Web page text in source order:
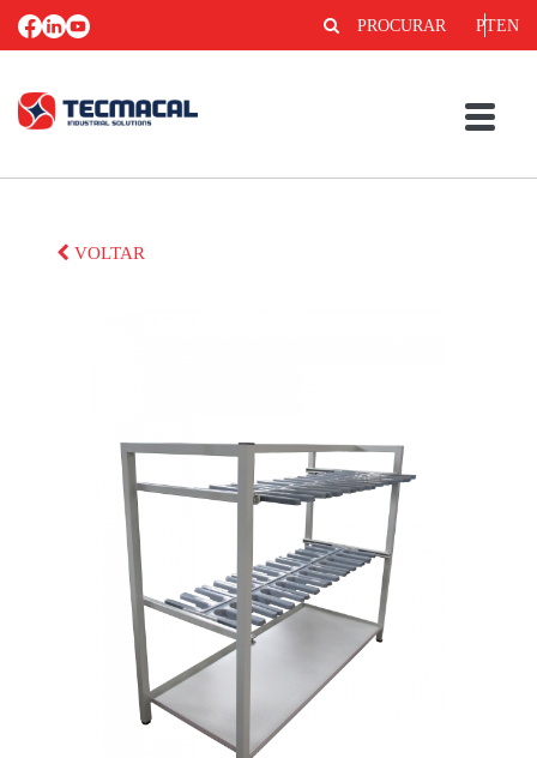
EN
PT
PROCURAR
VOLTAR